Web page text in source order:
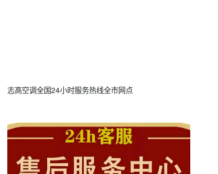
志高空调全国24小时服务热线全市网点